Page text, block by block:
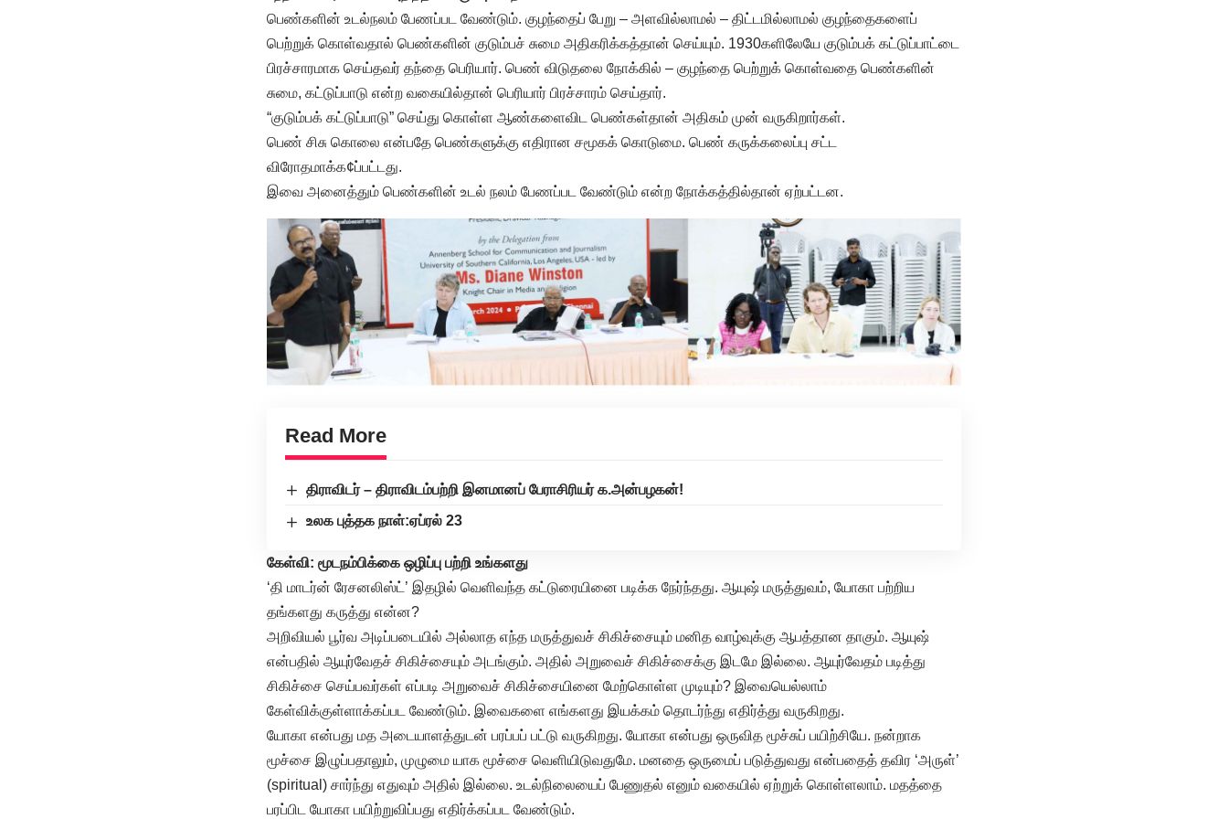
பெண்களின் உடல்நலம் பேணப்பட வேண்டும். குழந்தைப் பேறு – அளவில்லாமல் – திட்டமில்லாமல் குழந்தைகளைப்
பெற்றுக் கொள்வதால் பெண்களின் குடும்பச் சுமை அதிகரிக்கத்தான் செய்யும். 1930களிலேயே குடும்பக் கட்டுப்பாட்டை
பிரச்சாரமாக செய்தவர் தந்தை பெரியார். பெண் விடுதலை நோக்கில் – குழந்தை பெற்றுக் கொள்வதை பெண்களின்
சுமை, கட்டுப்பாடு என்ற வகையில்தான் பெரியார் பிரச்சாரம் செய்தார்.
“குடும்பக் கட்டுப்பாடு” செய்து கொள்ள ஆண்களைவிட பெண்கள்தான் அதிகம் முன் வருகிறார்கள்.
பெண் சிசு கொலை என்பதே பெண்களுக்கு எதிரான சமூகக் கொடுமை. பெண் கருக்கலைப்பு சட்ட
விரோதமாக்க¢ப்பட்டது.
இவை அனைத்தும் பெண்களின் உடல் நலம் பேணப்பட வேண்டும் என்ற நோக்கத்தில்தான் ஏற்பட்டன.
Read More
திராவிடர் – திராவிடம்பற்றி இனமானப் பேராசிரியர் க.அன்பழகன்!
உலக புத்தக நாள்:ஏப்ரல் 23
கேள்வி: மூடநம்பிக்கை ஒழிப்பு பற்றி உங்களது
‘தி மாடர்ன் ரேசனலிஸ்ட்’ இதழில் வெளிவந்த கட்டுரையினை படிக்க நேர்ந்தது. ஆயுஷ் மருத்துவம், யோகா பற்றிய
தங்களது கருத்து என்ன?
அறிவியல் பூர்வ அடிப்படையில் அல்லாத எந்த மருத்துவச் சிகிச்சையும் மனித வாழ்வுக்கு ஆபத்தான தாகும். ஆயுஷ்
என்பதில் ஆயுர்வேதச் சிகிச்சையும் அடங்கும். அதில் அறுவைச் சிகிச்சைக்கு இடமே இல்லை. ஆயுர்வேதம் படித்து
சிகிச்சை செய்பவர்கள் எப்படி அறுவைச் சிகிச்சையினை மேற்கொள்ள முடியும்? இவையெல்லாம்
கேள்விக்குள்ளாக்கப்பட வேண்டும். இவைகளை எங்களது இயக்கம் தொடர்ந்து எதிர்த்து வருகிறது.
யோகா என்பது மத அடையாளத்துடன் பரப்பப் பட்டு வருகிறது. யோகா என்பது ஒருவித மூச்சுப் பயிற்சியே. நன்றாக
மூச்சை இழுப்பதாலும், முழுமை யாக மூச்சை வெளியிடுவதுமே. மனதை ஒருமைப் படுத்துவது என்பதைத் தவிர ‘அருள்’
(spiritual) சார்ந்து எதுவும் அதில் இல்லை. உடல்நிலையைப் பேணுதல் எனும் வகையில் ஏற்றுக் கொள்ளலாம். மதத்தை
பரப்பிட யோகா பயிற்றுவிப்பது எதிர்க்கப்பட வேண்டும்.